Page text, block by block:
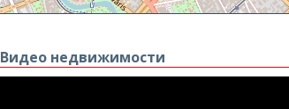
Видео недвижимости